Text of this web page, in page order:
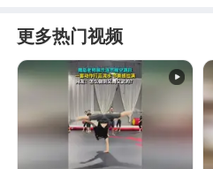
更多热门视频